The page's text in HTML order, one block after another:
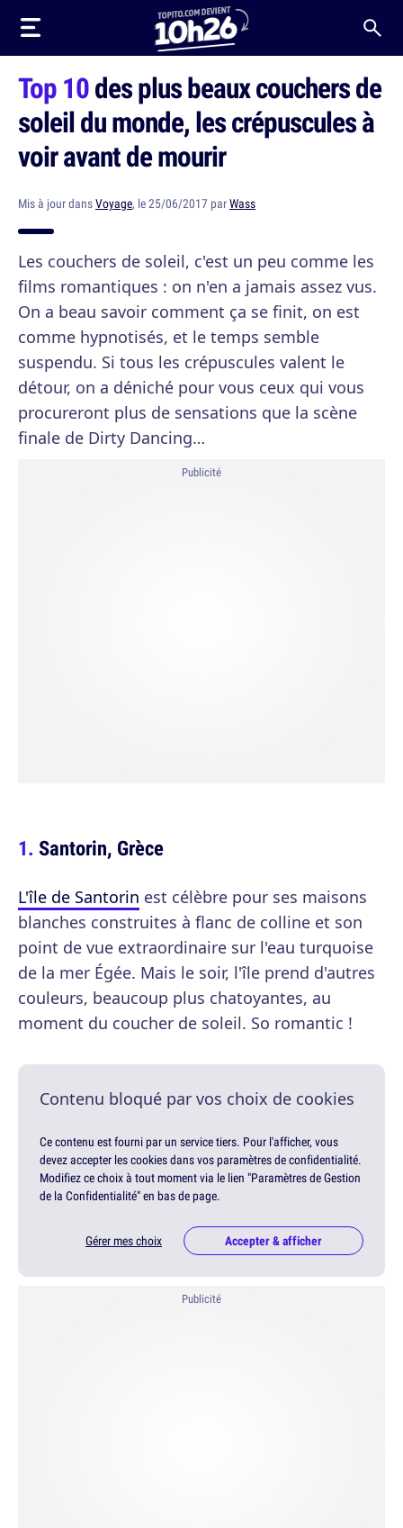
Top 10des plus beaux couchers de
soleil du monde, les crépuscules à
voir avant de mourir
Mis à jour dansVoyage, le 25/06/2017 parWass
Les couchers de soleil, c'est un peu comme les
films romantiques : on n'en a jamais assez vus.
On a beau savoir comment ça se finit, on est
comme hypnotisés, et le temps semble
suspendu. Si tous les crépuscules valent le
détour, on a déniché pour vous ceux qui vous
procureront plus de sensations que la scène
finale de Dirty Dancing…
Publicité
Santorin, Grèce
L'île de Santorin est célèbre pour ses maisons
blanches construites à flanc de colline et son
point de vue extraordinaire sur l'eau turquoise
de la mer Égée. Mais le soir, l'île prend d'autres
couleurs, beaucoup plus chatoyantes, au
moment du coucher de soleil. So romantic !
Contenu bloqué par vos choix de cookies
Ce contenu est fourni par un service tiers. Pour l'afficher, vous
devez accepter les cookies dans vos paramètres de confidentialité.
Modifiez ce choix à tout moment via le lien "Paramètres de Gestion
de la Confidentialité" en bas de page.
Gérer mes choix Accepter & afficher
Publicité